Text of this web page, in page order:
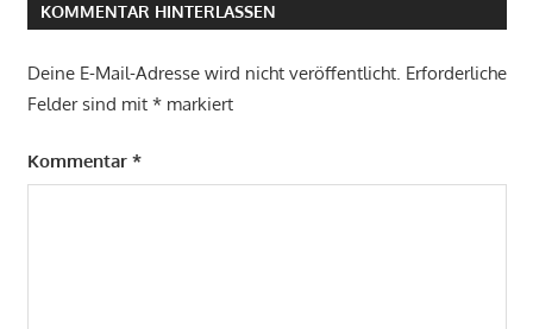
KOMMENTAR HINTERLASSEN
Deine E-Mail-Adresse wird nicht veröffentlicht. Erforderliche
Felder sind mit *markiert
Kommentar *